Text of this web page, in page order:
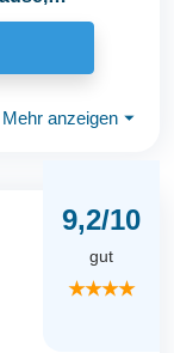
Mehr anzeigen ⏷
9,2/10
gut
★★★★